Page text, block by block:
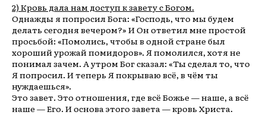
2) Кровь дала нам доступ к завету с Богом.
Однажды я попросил Бога: «Господь, что мы будем
делать сегодня вечером?» И Он ответил мне простой
просьбой: «Помолись, чтобы в одной стране был
хороший урожай помидоров». Я помолился, хотя не
понимал зачем. А утром Бог сказал: «Ты сделал то, что
Я попросил. И теперь Я покрываю всё, в чём ты
нуждаешься».
Это завет. Это отношения, где всё Божье — наше, а всё
наше — Его. И основа этого завета — кровь Христа.